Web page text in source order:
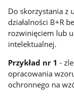
Do skorzystania z
działalności B+R
rozwinięciem lub
intelektualnej.
Przykład nr 1 -
opracowania
ochronnego na